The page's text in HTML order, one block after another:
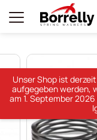
Unser Shop ist
aufgegeben werden,
am 1. September